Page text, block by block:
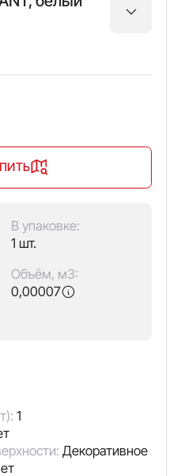
В упаковке:
1 шт.
Объём, м3:
0,00007
1
Декоративное